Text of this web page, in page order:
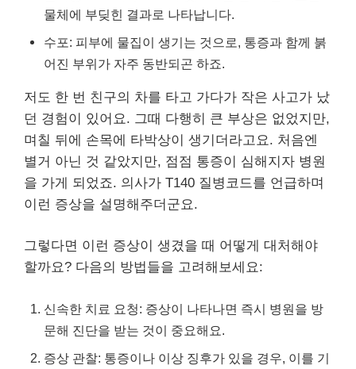
물체에 부딪힌 결과로 나타납니다.
수포: 피부에 물집이 생기는 것으로, 통증과 함께 붉
어진 부위가 자주 동반되곤 하죠.
저도 한 번 친구의 차를 타고 가다가 작은 사고가 났
던 경험이 있어요. 그때 다행히 큰 부상은 없었지만,
며칠 뒤에 손목에 타박상이 생기더라고요. 처음엔
별거 아닌 것 같았지만, 점점 통증이 심해지자 병원
을 가게 되었죠. 의사가 T140 질병코드를 언급하며
이런 증상을 설명해주더군요.
그렇다면 이런 증상이 생겼을 때 어떻게 대처해야
할까요? 다음의 방법들을 고려해보세요:
신속한 치료 요청: 증상이 나타나면 즉시 병원을 방
문해 진단을 받는 것이 중요해요.
증상 관찰: 통증이나 이상 징후가 있을 경우, 이를 기